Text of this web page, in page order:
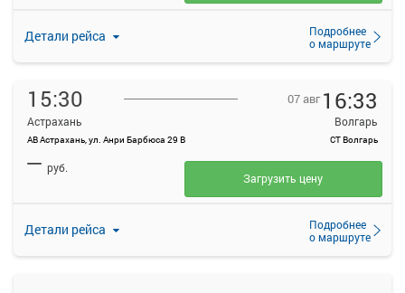
Детали рейса
Подробнее
о маршруте
15:30
Астрахань
АВ Астрахань, ул. Анри Барбюса 29 В
07 авг 16:33
Волгарь
СТ Волгарь
Детали рейса
Подробнее
о маршруте
— руб.
Загрузить цену